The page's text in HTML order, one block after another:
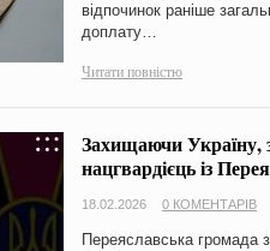
відпочинок раніше
доплату…
Читати повністю
Захищаючи Україну,
нацгвардієць із
18.02.2026 0 КОМЕНТАРІВ
Переяславська громада